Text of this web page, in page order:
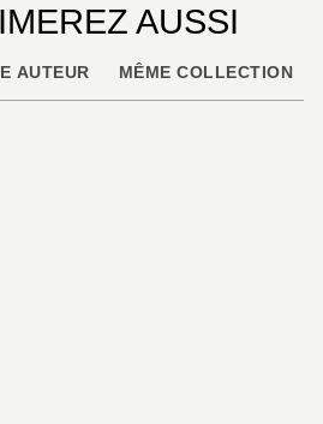
AUSSI
AUTEUR MÊME COLLECTION